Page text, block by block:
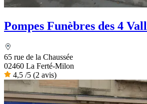
Pompes Funèbres des 4
65 rue de la Chaussée
02460 La Ferté-Milon
4,5 /5 (2 avis)